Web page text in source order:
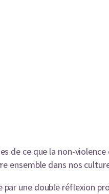
de ce que la non-violence
ensemble dans nos
par une double réflexion